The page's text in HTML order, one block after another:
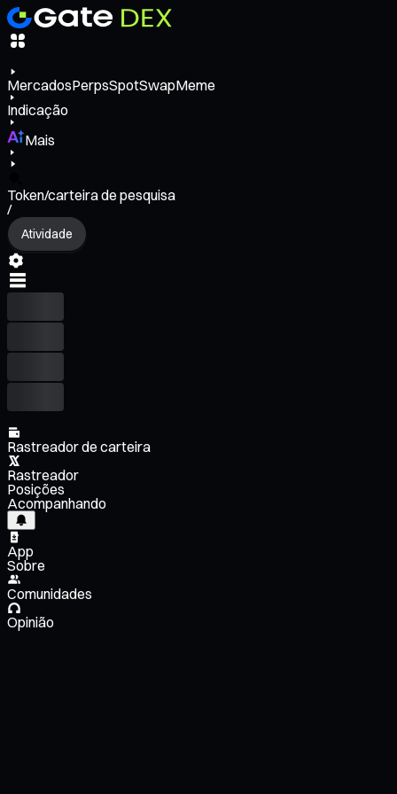
MercadosPerpsSpotSwapMeme
Indicação
Mais
Token/carteira de pesquisa
/
Atividade
Rastreador de carteira
Rastreador
Posições
Acompanhando
App
Sobre
Comunidades
Opinião